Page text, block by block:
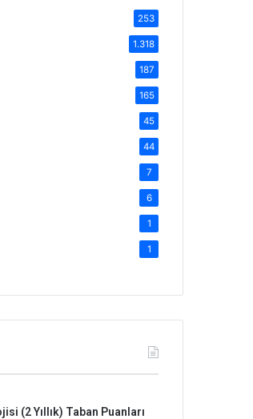
253
1.318
187
165
45
44
7
6
1
1
(2 Yıllık) Taban Puanları